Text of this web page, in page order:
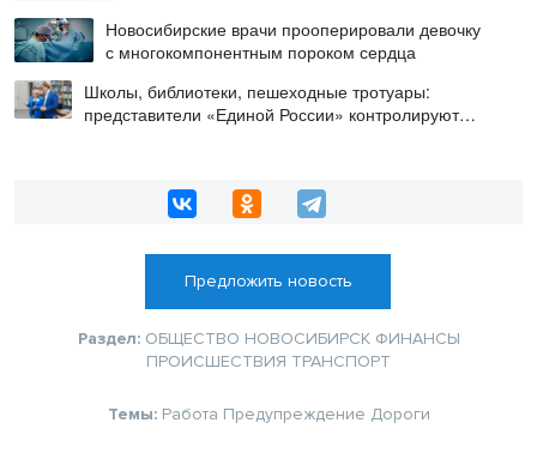
Новосибирские врачи прооперировали девочку
с многокомпонентным пороком сердца
Школы, библиотеки, пешеходные тротуары:
представители «Единой России» контролируют
Предложить новость
Раздел: ОБЩЕСТВО НОВОСИБИРСК ФИНАНСЫ
ПРОИСШЕСТВИЯ ТРАНСПОРТ
Темы: Работа Предупреждение Дороги